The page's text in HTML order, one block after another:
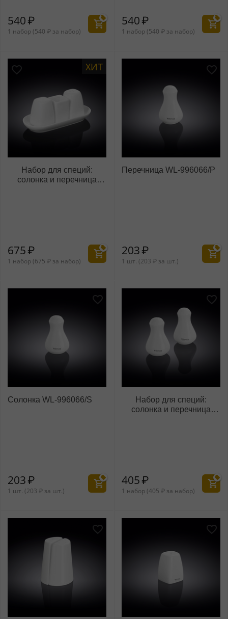
540₽
1 набор (540 ₽ за набор)
540₽
1 набор (540 ₽ за набор)
ХИТ
Набор для специй:
солонка и перечница
675₽
1 набор (675 ₽ за набор)
Перечница WL‑996066/P
203₽
1 шт. (203 ₽ за шт.)
Солонка WL‑996066/S
203₽
1 шт. (203 ₽ за шт.)
Набор для специй:
солонка и перечница
405₽
1 набор (405 ₽ за набор)